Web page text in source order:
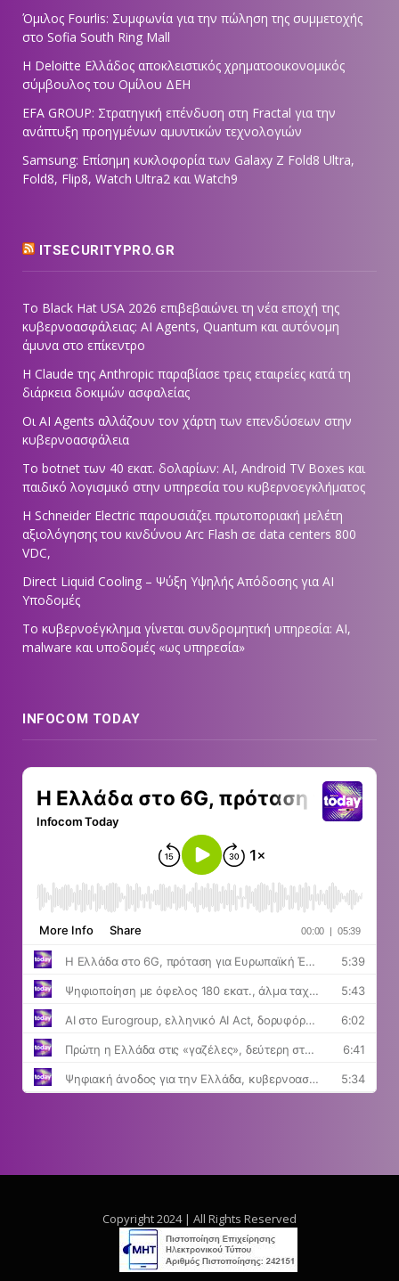
Όμιλος Fourlis: Συμφωνία για την πώληση της συμμετοχής
στο Sofia South Ring Mall
Η Deloitte Ελλάδος αποκλειστικός χρηματοοικονομικός
σύμβουλος του Ομίλου ΔΕΗ
EFA GROUP: Στρατηγική επένδυση στη Fractal για την
ανάπτυξη προηγμένων αμυντικών τεχνολογιών
Samsung: Επίσημη κυκλοφορία των Galaxy Z Fold8 Ultra,
Fold8, Flip8, Watch Ultra2 και Watch9
ITSECURITYPRO.GR
Το Black Hat USA 2026 επιβεβαιώνει τη νέα εποχή της
κυβερνοασφάλειας: AI Agents, Quantum και αυτόνομη
άμυνα στο επίκεντρο
Η Claude της Anthropic παραβίασε τρεις εταιρείες κατά τη
διάρκεια δοκιμών ασφαλείας
Οι AI Agents αλλάζουν τον χάρτη των επενδύσεων στην
κυβερνοασφάλεια
Το botnet των 40 εκατ. δολαρίων: AI, Android TV Boxes και
παιδικό λογισμικό στην υπηρεσία του κυβερνοεγκλήματος
Η Schneider Electric παρουσιάζει πρωτοποριακή μελέτη
αξιολόγησης του κινδύνου Arc Flash σε data centers 800
VDC,
Direct Liquid Cooling – Ψύξη Υψηλής Απόδοσης για AI
Υποδομές
Το κυβερνοέγκλημα γίνεται συνδρομητική υπηρεσία: AI,
malware και υποδομές «ως υπηρεσία»
INFOCOM TODAY
Copyright 2024 | All Rights Reserved